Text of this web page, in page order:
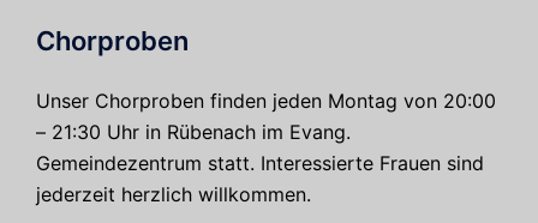
Chorproben
Unser Chorproben finden jeden Montag von 20:00
– 21:30 Uhr in Rübenach im Evang.
Gemeindezentrum statt. Interessierte Frauen sind
jederzeit herzlich willkommen.